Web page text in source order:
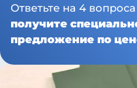
Ответьте на 4
получите
предложение по